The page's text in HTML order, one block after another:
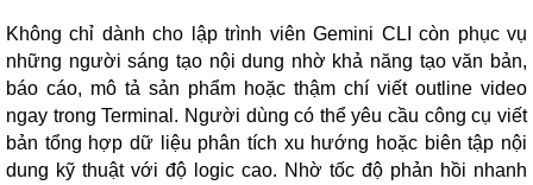
Không chỉ dành cho lập trình viên Gemini CLI còn phục vụ
những người sáng tạo nội dung nhờ khả năng tạo văn bản,
báo cáo, mô tả sản phẩm hoặc thậm chí viết outline video
ngay trong Terminal. Người dùng có thể yêu cầu công cụ viết
bản tổng hợp dữ liệu phân tích xu hướng hoặc biên tập nội
dung kỹ thuật với độ logic cao. Nhờ tốc độ phản hồi nhanh